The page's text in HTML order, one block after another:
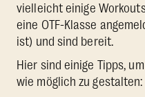
vielleicht einige
eine OTF-Klasse
ist) und sind bereit.
Hier sind einige Tipps,
wie möglich zu gestalten: